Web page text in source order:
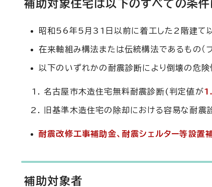
補助対象住宅は以下のすべての条
昭和56年5月31日以前に着工した2階建て
在来軸組み構法または伝統構法であるもの（
以下のいずれかの耐震診断により倒壊の危
名古屋市木造住宅無料耐震診断(判定値が
旧基準木造住宅の除却における容易な耐震
耐震改修工事補助金、耐震シェルター等設
補助対象者